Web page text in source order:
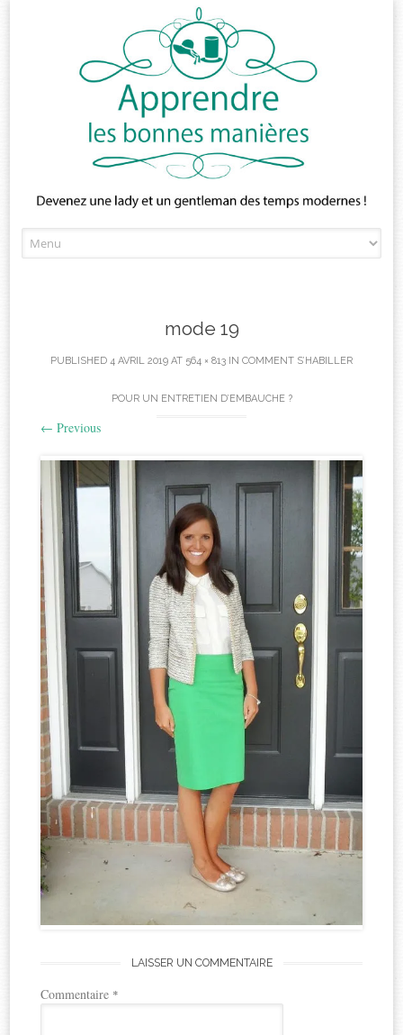
to
mode 19
PUBLISHED 4 AVRIL 2019 AT 564 × 813 IN COMMENT S’HABILLER
POUR UN ENTRETIEN D’EMBAUCHE ?
← Previous
LAISSER UN COMMENTAIRE
Commentaire *